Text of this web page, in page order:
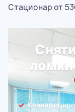
Стационар от
ломки